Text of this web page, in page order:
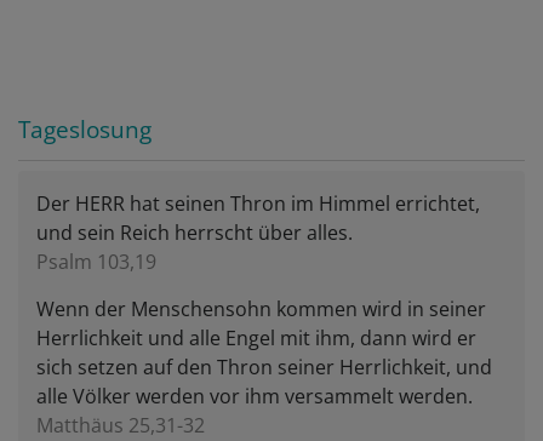
Tageslosung
Der HERR hat seinen Thron im Himmel errichtet,
und sein Reich herrscht über alles.
Psalm 103,19
Wenn der Menschensohn kommen wird in seiner
Herrlichkeit und alle Engel mit ihm, dann wird er
sich setzen auf den Thron seiner Herrlichkeit, und
alle Völker werden vor ihm versammelt werden.
Matthäus 25,31-32